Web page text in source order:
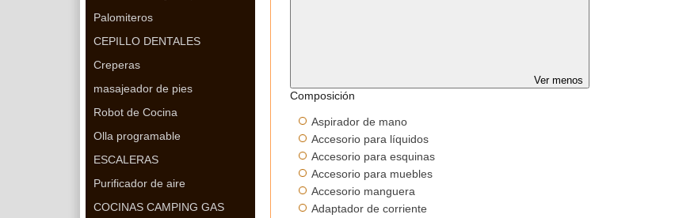
Palomiteros
CEPILLO DENTALES
Creperas
masajeador de pies
Robot de Cocina
Olla programable
ESCALERAS
Purificador de aire
COCINAS CAMPING GAS
Ver menos
Composición
Aspirador de mano
Accesorio para líquidos
Accesorio para esquinas
Accesorio para muebles
Accesorio manguera
Adaptador de corriente